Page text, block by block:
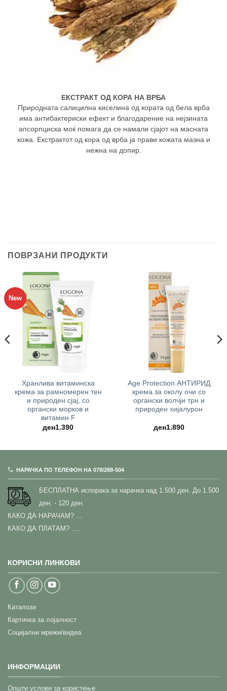
ЕКСТРАКТ ОД КОРА НА ВРБА
Природната салицилна киселина од кората од бела врба
има антибактериски ефект и благодарение на нејзината
апсорпциска моќ помага да се намали сјајот на масната
кожа. Екстрактот од кора од врба ја прави кожата мазна и
нежна на допир.
ПОВРЗАНИ ПРОДУКТИ
New
Хранлива витаминска
крема за рамномерен тен
и природен сјај, со
органски морков и
витамин F
ден1.390
Age Protection АНТИРИД
крема за околу очи со
органски волчји трн и
природен хијалурон
ден1.890
НАРАЧКА ПО ТЕЛЕФОН НА 078/288-504
БЕСПЛАТНА испорака за нарачка над 1.500 ден. До 1.500
ден. - 120 ден.
КАКО ДА НАРАЧАМ?
КАКО ДА ПЛАТАМ? ....
КОРИСНИ ЛИНКОВИ
Каталози
Картичка за лојалност
Социјални мрежи/видеа
ИНФОРМАЦИИ
Општи услови за користење